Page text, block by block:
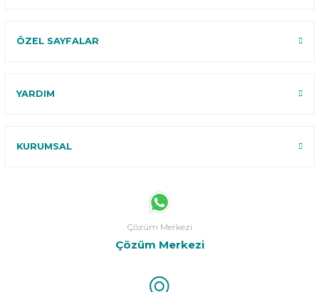
ÖZEL SAYFALAR
YARDIM
KURUMSAL
Çözüm Merkezi
Çözüm Merkezi